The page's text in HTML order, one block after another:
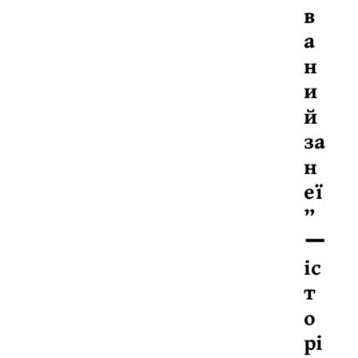
в
а
н
и
й
за
н
еї
”
ー
іс
т
о
рі